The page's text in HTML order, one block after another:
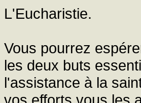
L'Eucharistie.
Vous pourrez
les deux buts
l'assistance à la
vos efforts vous les